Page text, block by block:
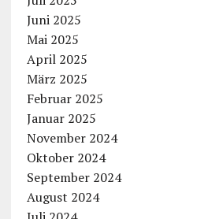
Juni 2025
Mai 2025
April 2025
März 2025
Februar 2025
Januar 2025
November 2024
Oktober 2024
September 2024
August 2024